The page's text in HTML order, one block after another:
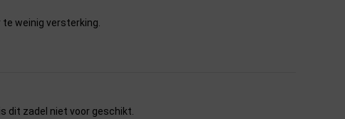
weinig versterking.
dit zadel niet voor geschikt.